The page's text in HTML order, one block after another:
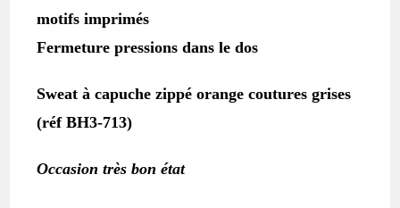
motifs imprimés
Fermeture pressions dans le dos
Sweat à capuche zippé orange coutures grises
(réf BH3-713)
Occasion très bon état